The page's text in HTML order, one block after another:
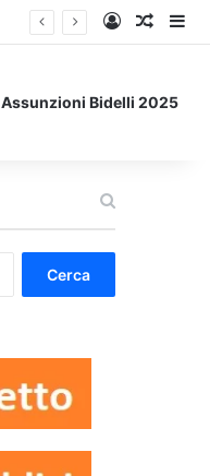
Accedi
Un
Assunzioni Bidelli 2025